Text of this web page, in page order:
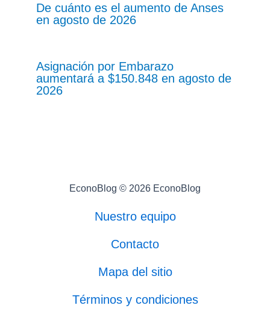
De cuánto es el aumento de Anses
en agosto de 2026
Asignación por Embarazo
aumentará a $150.848 en agosto de
2026
EconoBlog © 2026 EconoBlog
Nuestro equipo
Contacto
Mapa del sitio
Términos y condiciones